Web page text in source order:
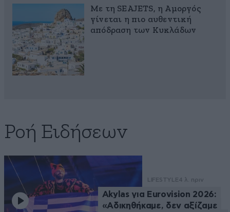
Με τη SEAJETS, η Αμοργός
γίνεται η πιο αυθεντική
απόδραση των Κυκλάδων
Ροή Ειδήσεων
LIFESTYLE4 λ. πριν
Akylas για Eurovision 2026:
«Aδικηθήκαμε, δεν αξίζαμε